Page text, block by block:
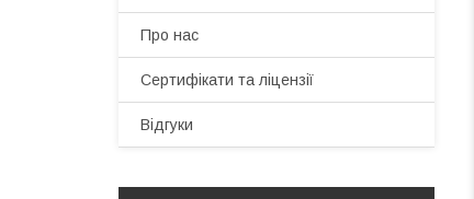
Про нас
Сертифікати та ліцензії
Відгуки